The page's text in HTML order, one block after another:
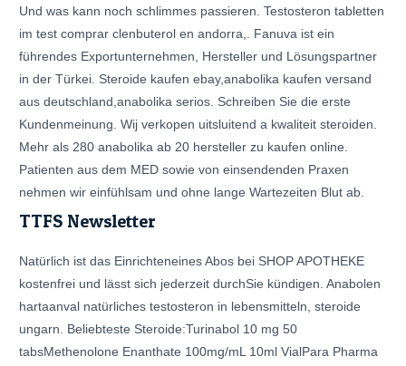
Und was kann noch schlimmes passieren. Testosteron tabletten
im test comprar clenbuterol en andorra,. Fanuva ist ein
führendes Exportunternehmen, Hersteller und Lösungspartner
in der Türkei. Steroide kaufen ebay,anabolika kaufen versand
aus deutschland,anabolika serios. Schreiben Sie die erste
Kundenmeinung. Wij verkopen uitsluitend a kwaliteit steroiden.
Mehr als 280 anabolika ab 20 hersteller zu kaufen online.
Patienten aus dem MED sowie von einsendenden Praxen
nehmen wir einfühlsam und ohne lange Wartezeiten Blut ab.
TTFS Newsletter
Natürlich ist das Einrichteneines Abos bei SHOP APOTHEKE
kostenfrei und lässt sich jederzeit durchSie kündigen. Anabolen
hartaanval natürliches testosteron in lebensmitteln, steroide
ungarn. Beliebteste Steroide:Turinabol 10 mg 50
tabsMethenolone Enanthate 100mg/mL 10ml VialPara Pharma